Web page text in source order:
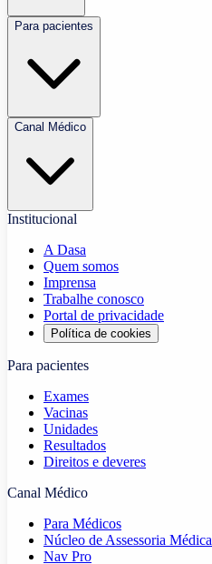
Para pacientes
Canal Médico
Institucional
A Dasa
Quem somos
Imprensa
Trabalhe conosco
Portal de privacidade
Política de cookies
Para pacientes
Exames
Vacinas
Unidades
Resultados
Direitos e deveres
Canal Médico
Para Médicos
Núcleo de Assessoria Médica
Nav Pro